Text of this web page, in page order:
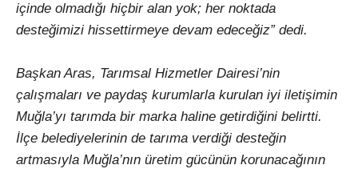
içinde olmadığı hiçbir alan yok; her noktada
desteğimizi hissettirmeye devam edeceğiz” dedi.
Başkan Aras, Tarımsal Hizmetler Dairesi’nin
çalışmaları ve paydaş kurumlarla kurulan iyi iletişimin
Muğla’yı tarımda bir marka haline getirdiğini belirtti.
İlçe belediyelerinin de tarıma verdiği desteğin
artmasıyla Muğla’nın üretim gücünün korunacağının